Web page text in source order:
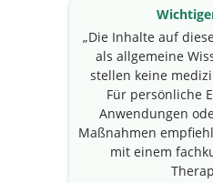
„Die Inhalte auf
als allgemeine
stellen keine
Für persönliche
Anwendungen
Maßnahmen
mit einem